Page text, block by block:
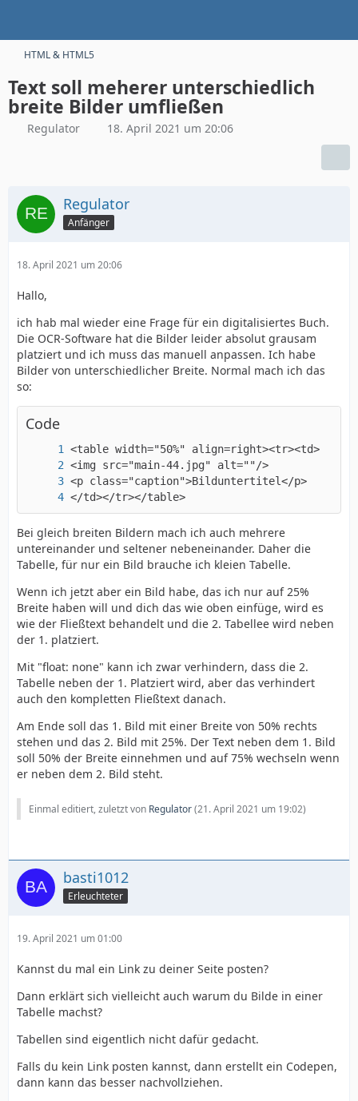
HTML & HTML5
Text soll meherer unterschiedlich
breite Bilder umfließen
Regulator 18. April 2021 um 20:06
Regulator
Anfänger
18. April 2021 um 20:06
Hallo,
ich hab mal wieder eine Frage für ein digitalisiertes Buch.
Die OCR-Software hat die Bilder leider absolut grausam
platziert und ich muss das manuell anpassen. Ich habe
Bilder von unterschiedlicher Breite. Normal mach ich das
so:
Code
</td></tr></table>
Bei gleich breiten Bildern mach ich auch mehrere
untereinander und seltener nebeneinander. Daher die
Tabelle, für nur ein Bild brauche ich kleien Tabelle.
Wenn ich jetzt aber ein Bild habe, das ich nur auf 25%
Breite haben will und dich das wie oben einfüge, wird es
wie der Fließtext behandelt und die 2. Tabellee wird neben
der 1. platziert.
Mit "float: none" kann ich zwar verhindern, dass die 2.
Tabelle neben der 1. Platziert wird, aber das verhindert
auch den kompletten Fließtext danach.
Am Ende soll das 1. Bild mit einer Breite von 50% rechts
stehen und das 2. Bild mit 25%. Der Text neben dem 1. Bild
soll 50% der Breite einnehmen und auf 75% wechseln wenn
er neben dem 2. Bild steht.
Einmal editiert, zuletzt von Regulator(21. April 2021 um 19:02)
basti1012
Erleuchteter
19. April 2021 um 01:00
Kannst du mal ein Link zu deiner Seite posten?
Dann erklärt sich vielleicht auch warum du Bilde in einer
Tabelle machst?
Tabellen sind eigentlich nicht dafür gedacht.
Falls du kein Link posten kannst, dann erstellt ein Codepen,
dann kann das besser nachvollziehen.